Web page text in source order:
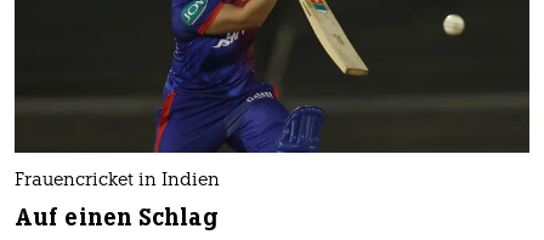
Frauencricket in Indien
Auf einen Schlag